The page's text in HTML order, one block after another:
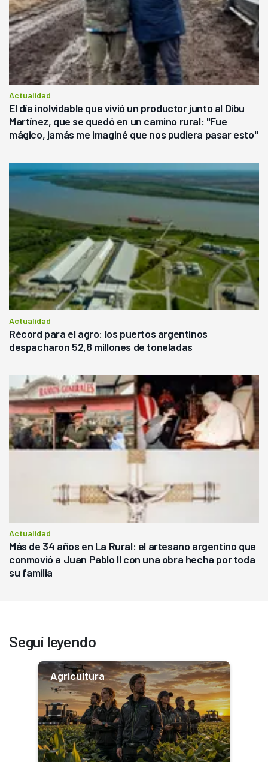
Actualidad
El día inolvidable que vivió un productor junto al Dibu
Martínez, que se quedó en un camino rural: "Fue
mágico, jamás me imaginé que nos pudiera pasar esto"
Actualidad
Récord para el agro: los puertos argentinos
despacharon 52,8 millones de toneladas
Actualidad
Más de 34 años en La Rural: el artesano argentino que
conmovió a Juan Pablo II con una obra hecha por toda
su familia
Seguí leyendo
Agricultura